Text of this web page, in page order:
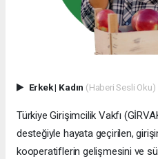
Erkek| Kadın (Haberi Sesli Oku)
Türkiye Girişimcilik Vakfı
desteğiyle hayata geçirilen,
kooperatiflerin gelişmesini ve